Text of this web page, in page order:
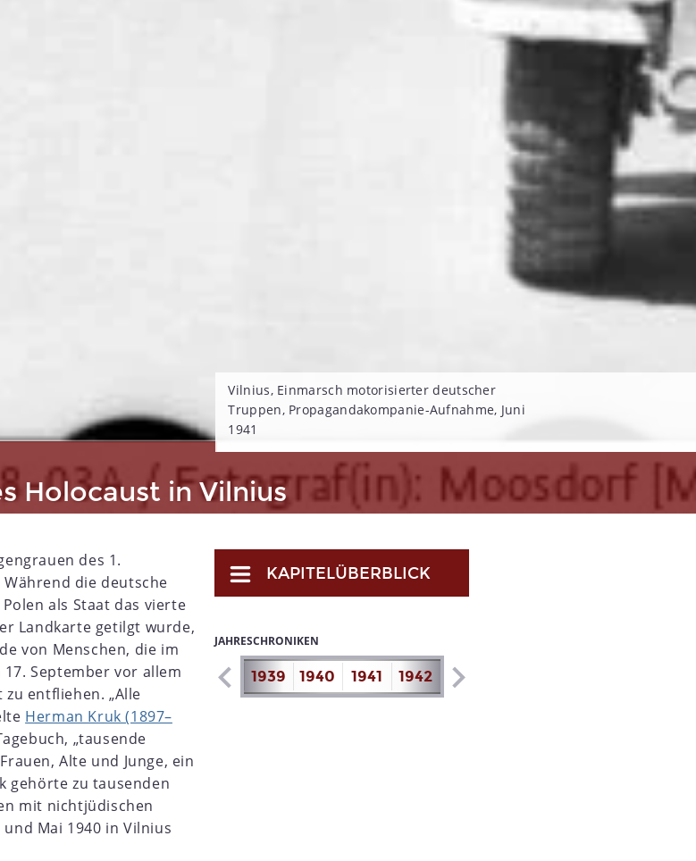
Vilnius, Einmarsch motorisierter deutscher
Truppen, Propagandakompanie-Aufnahme, Juni
1941
Holocaust in Vilnius
des 1.
die deutsche
als Staat das vierte
Landkarte getilgt wurde,
von Menschen, die im
September vor allem
entfliehen. „Alle
Herman Kruk (1897–
„tausende
Alte und Junge, ein
gehörte zu tausenden
mit nichtjüdischen
Mai 1940 in Vilnius
KAPITELÜBERBLICK
JAHRESCHRONIKEN
1934 1935 1936 1937 1938 1939 1940 1941 1942 1943